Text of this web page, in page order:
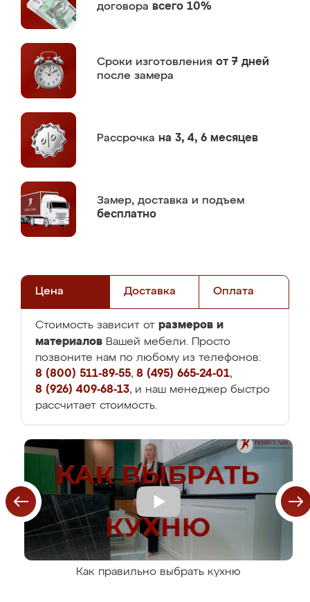
договора всего 10%
Сроки изготовления от 7 дней
после замера
Рассрочка на 3, 4, 6 месяцев
Замер, доставка и подъем
бесплатно
Цена Доставка Оплата
Стоимость зависит от размеров и
материалов Вашей мебели. Просто
позвоните нам по любому из телефонов:
8 (800) 511-89-55, 8 (495) 665-24-01,
8 (926) 409-68-13, и наш менеджер быстро
рассчитает стоимость.
Как правильно выбрать кухню